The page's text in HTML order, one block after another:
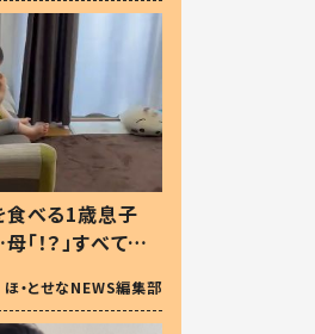
食べる1歳息子
「！？」すべてを
愛いから許
ほ・とせなNEWS編集部